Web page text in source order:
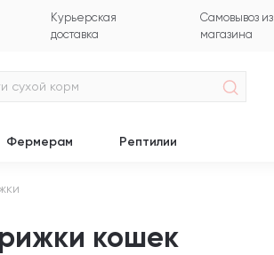
Курьерская
доставка
Самовывоз из
магазина
Фермерам Рептилии
кошек